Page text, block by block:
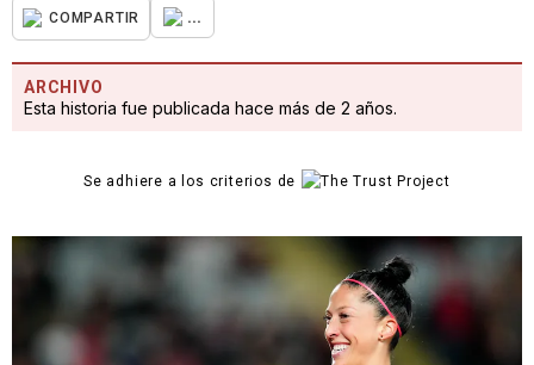
COMPARTIR ...
ARCHIVO
Esta historia fue publicada hace más de 2 años.
Se adhiere a los criterios de